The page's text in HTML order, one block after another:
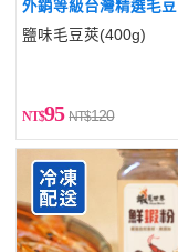
外銷等級台灣精選毛豆
鹽味毛豆莢(400g)
95 120